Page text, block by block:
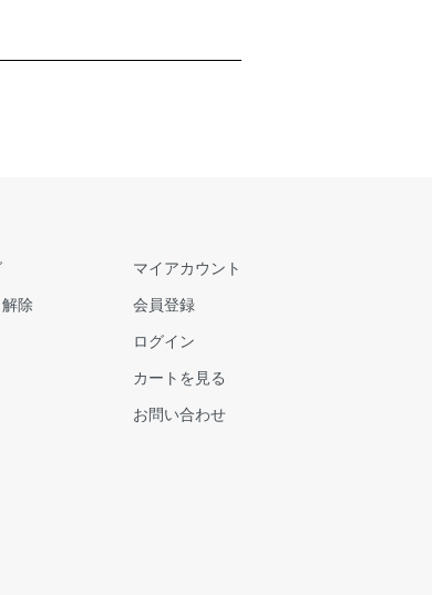
除
マイアカウント
会員登録
ログイン
カートを見る
お問い合わせ